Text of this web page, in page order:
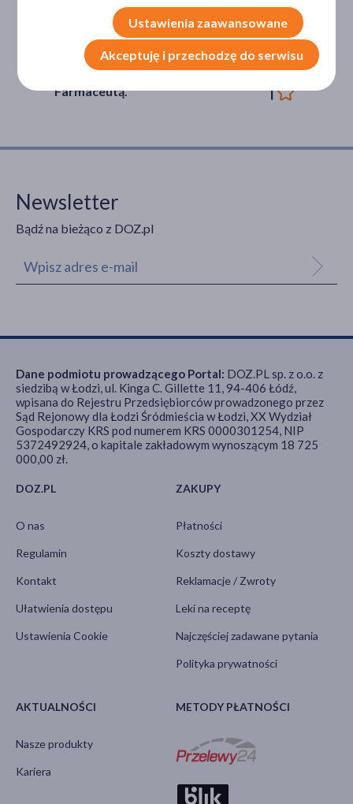
Wsparcie w leczeniu
Farmaceutą.
Newsletter
Bądź na bieżąco z DOZ.pl
DOZ.PL
O nas
Regulamin
Kontakt
Ułatwienia dostępu
Ustawienia Cookie
ZAKUPY
Płatności
Koszty dostawy
Reklamacje / Zwroty
Leki na receptę
Najczęściej zadawane pytania
Polityka prywatności
AKTUALNOŚCI
Nasze produkty
Kariera
METODY PŁATNOŚCI
Dane podmiotu prowadzącego Portal: DOZ.PL sp. z o.o. z
siedzibą w Łodzi, ul. Kinga C. Gillette 11, 94-406 Łódź,
wpisana do Rejestru Przedsiębiorców prowadzonego przez
Sąd Rejonowy dla Łodzi Śródmieścia w Łodzi, XX Wydział
Gospodarczy KRS pod numerem KRS 0000301254, NIP
5372492924, o kapitale zakładowym wynoszącym 18 725
000,00 zł.
Ustawienia zaawansowane
Akceptuję i przechodzę do serwisu